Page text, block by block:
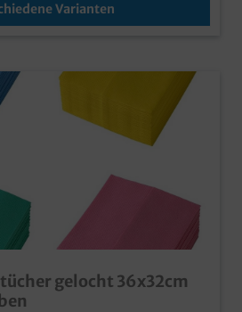
Varianten
gelocht 36x32cm